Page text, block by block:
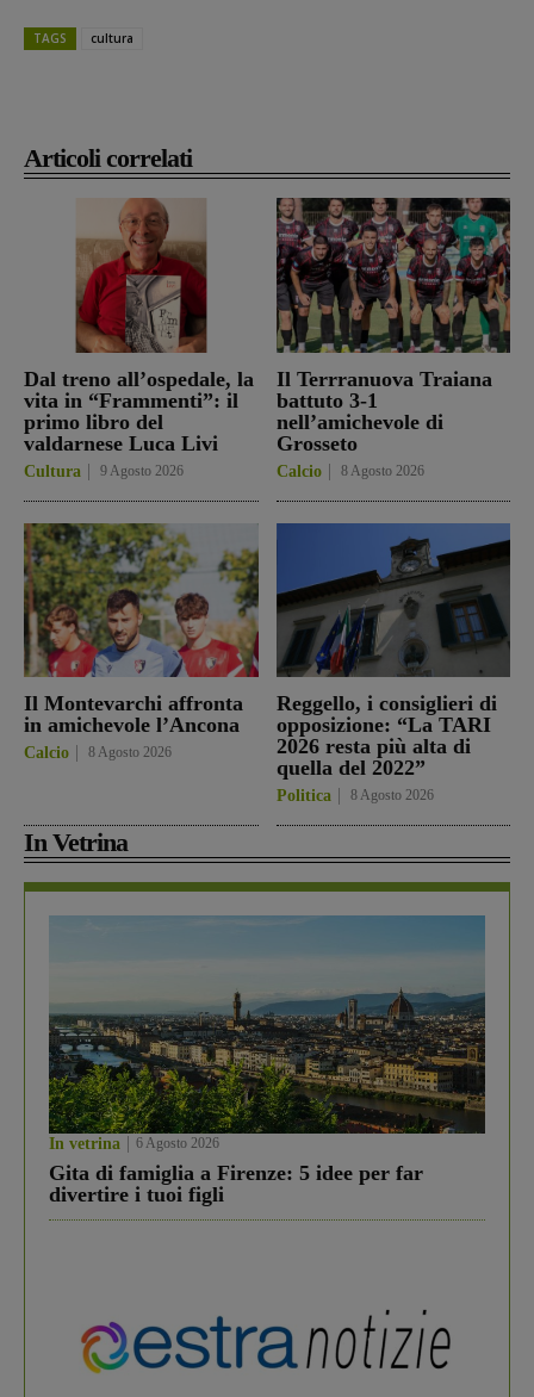
Articoli correlati
Dal treno all’ospedale, la
vita in “Frammenti”: il
primo libro del
valdarnese Luca Livi
Cultura 9 Agosto 2026
Il Terrranuova Traiana
battuto 3-1
nell’amichevole di
Grosseto
Calcio 8 Agosto 2026
Il Montevarchi affronta
in amichevole l’Ancona
Calcio 8 Agosto 2026
Reggello, i consiglieri di
opposizione: “La TARI
2026 resta più alta di
quella del 2022”
Politica 8 Agosto 2026
In Vetrina
In vetrina 6 Agosto 2026
Gita di famiglia a Firenze: 5 idee per far
divertire i tuoi figli
TAGS cultura